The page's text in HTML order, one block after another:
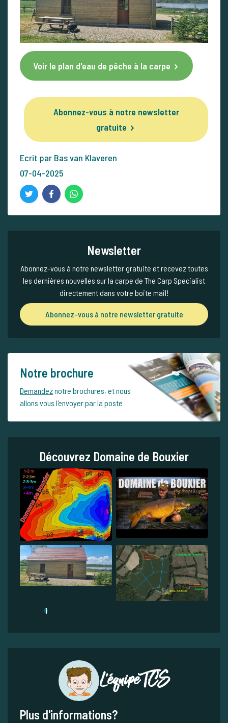
Voir le plan d'eau de pêche à la carpe
Abonnez-vous à notre newsletter
gratuite
Ecrit par Bas van Klaveren
07-04-2025
Newsletter
Abonnez-vous à notre newsletter gratuite et recevez toutes
les dernières nouvelles sur la carpe de The Carp Specialist
directement dans votre boite mail!
Abonnez-vous à notre newsletter gratuite
Notre brochure
Demandeznotre brochures, et nous
allons vous l'envoyer par la poste
Découvrez Domaine de Bouxier
1
L'équipe TCS
Plus d'informations?